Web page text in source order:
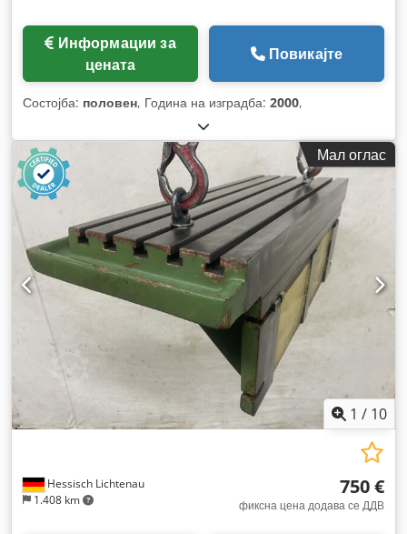
цената
Повикајте
Состојба: половен, Година на изградба: 2000,
Мал оглас
1 / 10
Hessisch Lichtenau
1.408 km
750 €
фиксна цена додава се ДДВ